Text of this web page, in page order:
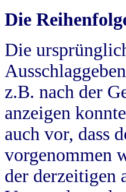
Die
Die
z.B. nach der
anzeigen
auch vor, dass
vorgenommen
der derzeitigen